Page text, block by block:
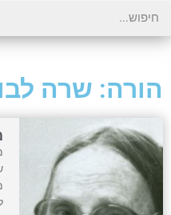
הורה: שרה